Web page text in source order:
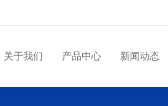
关于我们 产品中心 新闻动态